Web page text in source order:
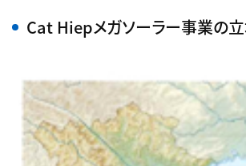
Cat Hiepメガソーラー事業の